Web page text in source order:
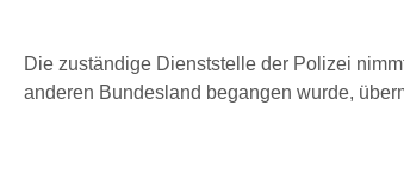
Die zuständige Dienststelle der Polizei
anderen Bundesland begangen wurde,